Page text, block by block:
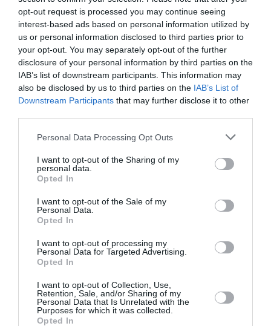
opt-out request is processed you may continue seeing
interest-based ads based on personal information utilized by
us or personal information disclosed to third parties prior to
your opt-out. You may separately opt-out of the further
disclosure of your personal information by third parties on the
IAB’s list of downstream participants. This information may
also be disclosed by us to third parties on the IAB’s List of
Downstream Participants that may further disclose it to other
Personal Data Processing Opt Outs
I want to opt-out of the Sharing of my
personal data.
Opted In
I want to opt-out of the Sale of my
Personal Data.
Opted In
I want to opt-out of processing my
Personal Data for Targeted Advertising.
Opted In
I want to opt-out of Collection, Use,
Retention, Sale, and/or Sharing of my
Personal Data that Is Unrelated with the
Purposes for which it was collected.
Opted In
Κινηματοθέατρο Αθήναιον, Βασ. Όλγας 35,
Θεσσαλονίκη
Θέατρο Αθήναιον
Πληροφορίες / Κρατήσεις:
Τηλ.: 690 646 7283
Ακολουθήστε το Culturenow.gr στο Google News
μάθετε πρώτοι όλες τις ειδήσεις
Δείτε όλα τατελευταία νέα
Νέοι Διαγωνισμοί
Tags
ΚΩΜΩΔΙΑ - ΚΟΜΕΝΤΙ
ΝΕΕΣ ΤΑΙΝΙΕΣ - ΤΑΙΝΙΕΣ ΤΗΣ ΕΒΔΟΜΑΔΑΣ